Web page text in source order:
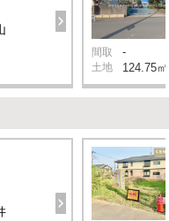
間取 -
土地 124.75㎡